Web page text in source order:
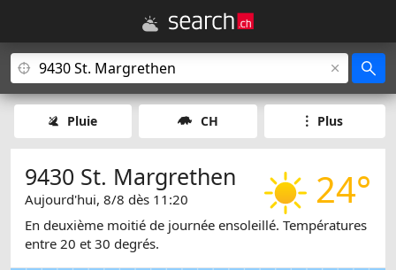
Pluie CH Plus
24°
9430 St. Margrethen
Aujourd'hui, 8/8 dès 11:20
En deuxième moitié de journée ensoleillé. Températures
entre 20 et 30 degrés.